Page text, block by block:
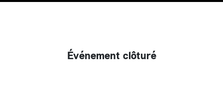
Événement clôturé